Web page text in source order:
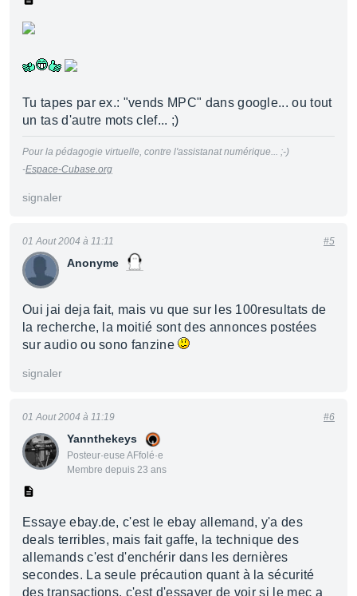
Tu tapes par ex.: "vends MPC" dans google... ou tout
un tas d'autre mots clef... ;)
Pour la pédagogie virtuelle, contre l'assistanat numérique... ;-)
-Espace-Cubase.org
signaler
Anonyme
01 Aout 2004 à 11:11 #5
Oui jai deja fait, mais vu que sur les 100resultats de
la recherche, la moitié sont des annonces postées
sur audio ou sono fanzine
signaler
Yannthekeys
Posteur·euse AFfolé·e
Membre depuis 23 ans
01 Aout 2004 à 11:19 #6
Essaye ebay.de, c'est le ebay allemand, y'a des
deals terribles, mais fait gaffe, la technique des
allemands c'est d'enchérir dans les dernières
secondes. La seule précaution quant à la sécurité
des transactions, c'est d'essayer de voir si le mec a